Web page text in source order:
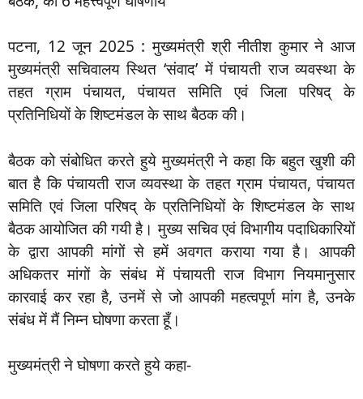
पटना, 12 जून 2025 : मुख्यमंत्री श्री नीतीश कुमार ने आज
मुख्यमंत्री सचिवालय स्थित ‘संवाद’ में पंचायती राज व्यवस्था के
तहत ग्राम पंचायत, पंचायत समिति एवं जिला परिषद् के
प्रतिनिधियों के शिष्टमंडल के साथ बैठक की।
बैठक को संबोधित करते हुये मुख्यमंत्री ने कहा कि बहुत खुशी की
बात है कि पंचायती राज व्यवस्था के तहत ग्राम पंचायत, पंचायत
समिति एवं जिला परिषद् के प्रतिनिधियों के शिष्टमंडल के साथ
बैठक आयोजित की गयी है। मुख्य सचिव एवं विभागीय पदाधिकारियों
के द्वारा आपकी मांगों से हमें अवगत कराया गया है। आपकी
अधिकतर मांगों के संबंध में पंचायती राज विभाग नियमानुसार
कारवाई कर रहा है, उनमें से जो आपकी महत्वपूर्ण मांग है, उनके
संबंध में मैं निम्न घोषणा करता हूँ।
मुख्यमंत्री ने घोषणा करते हुये कहा-